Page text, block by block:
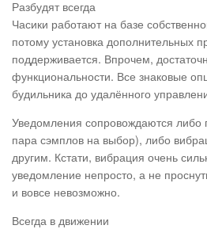
Разбудят всегда
Часики работают на базе
потому установка дополнительных
поддерживается. Впрочем,
функциональности. Все знаковые
будильника до удалённого
Уведомления сопровождаются либо
пара сэмплов на выбор), либо
другим. Кстати, вибрация очень
уведомление непросто, а не
и вовсе невозможно.
Всегда в движении